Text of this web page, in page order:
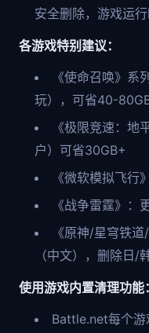
安全删除，游戏运
各游戏特别建议：
《使命召唤》系
玩），可省40-
《极限竞速：地
户）可省30GB+
《微软模拟飞行
《战争雷霆》：
《原神/星穹铁
（中文），删除日/
使用游戏内置清理功能：
Battle.net每个